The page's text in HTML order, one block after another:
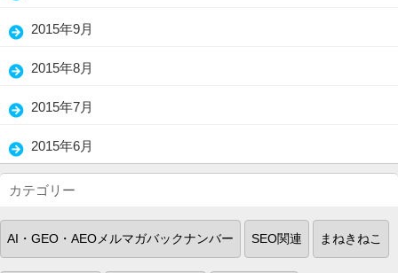
2015年9月
2015年8月
2015年7月
2015年6月
(18)
カテゴリー
AI・GEO・AEOメルマガバックナンバー SEO関連 まねきねこ